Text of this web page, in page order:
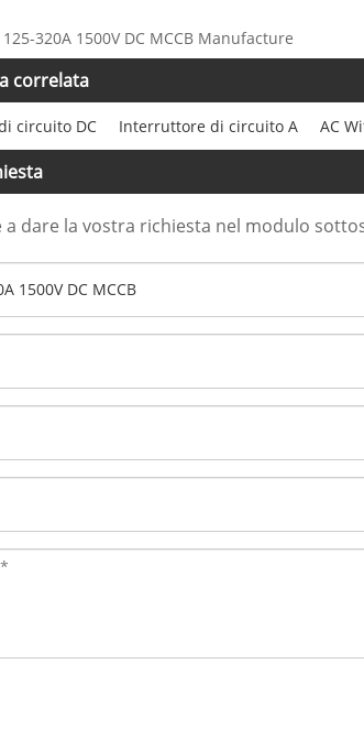
320A 1500V DC MCCB Manufacture
correlata
circuito DC Interruttore di circuito A AC
a dare la vostra richiesta nel modulo